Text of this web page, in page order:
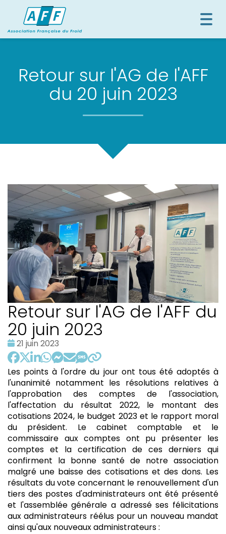
Retour sur l'AG de l'AFF
du 20 juin 2023
Retour sur l'AG de l'AFF du
20 juin 2023
Date
:
21 juin 2023
Les points à l'ordre du jour ont tous été adoptés à
l'unanimité notamment les résolutions relatives à
l'approbation des comptes de l'association,
l'affectation du résultat 2022, le montant des
cotisations 2024, le budget 2023 et le rapport moral
du président. Le cabinet comptable et le
commissaire aux comptes ont pu présenter les
comptes et la certification de ces derniers qui
confirment la bonne santé de notre association
malgré une baisse des cotisations et des dons. Les
résultats du vote concernant le renouvellement d'un
tiers des postes d'administrateurs ont été présenté
et l'assemblée générale a adressé ses félicitations
aux administrateurs réélus pour un nouveau mandat
ainsi qu'aux nouveaux administrateurs :